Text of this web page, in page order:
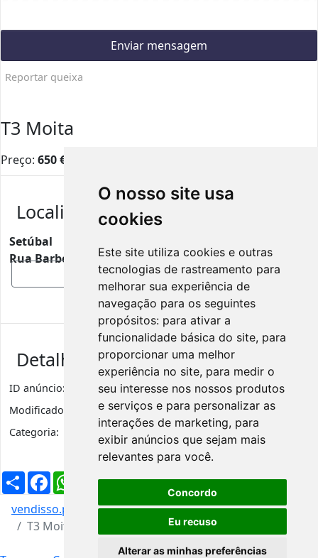
O nosso site usa
cookies
Este site utiliza cookies e outras
tecnologias de rastreamento para
melhorar sua experiência de
navegação para os seguintes
propósitos: para ativar a
funcionalidade básica do site, para
proporcionar uma melhor
experiência no site, para medir o
seu interesse nos nossos produtos
e serviços e para personalizar as
interações de marketing, para
exibir anúncios que sejam mais
relevantes para você.
Concordo
Eu recuso
Alterar as minhas preferências
Enviar mensagem
Reportar queixa
T3 Moita
Preço: 650€
Localização
Setúbal
Rua Barbosa do Bocage, Moita, Portugal, 2860-382
Detalhes de anúncio
ID anúncio: 2201 Visualizações
514
Modificado:
5 anos
Categoria:
Apartamentos
PartilharFacebookWhatsApp
X LinkedInTelegramPinterest
Email
vendisso.pt Resultados Imóveis
Apartamentos
T3 Moita